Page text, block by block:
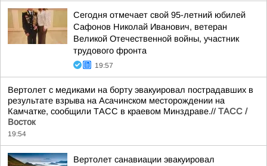
Сегодня отмечает свой 95-летний юбилей
Сафонов Николай Иванович, ветеран
Великой Отечественной войны, участник
трудового фронта
19:57
Вертолет с медиками на борту эвакуировал пострадавших в
результате взрыва на Асачинском месторождении на
Камчатке, сообщили ТАСС в краевом Минздраве.// ТАСС /
Восток
19:54
Вертолет санавиации эвакуировал